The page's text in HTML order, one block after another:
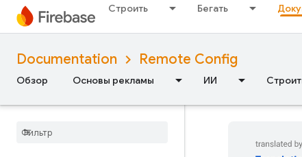
Строить Бегать
Documentation Remote Config
Обзор Основы рекламы ИИ